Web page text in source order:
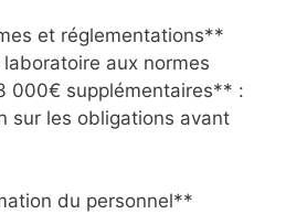
et réglementations**
laboratoire aux normes
000€ supplémentaires** :
sur les obligations avant
du personnel**